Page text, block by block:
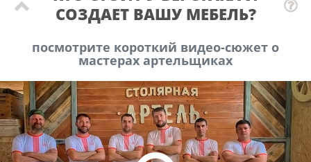
СОЗДАЕТ ВАШУ МЕБЕЛЬ?
посмотрите короткий видео-сюжет о
мастерах артельщиках